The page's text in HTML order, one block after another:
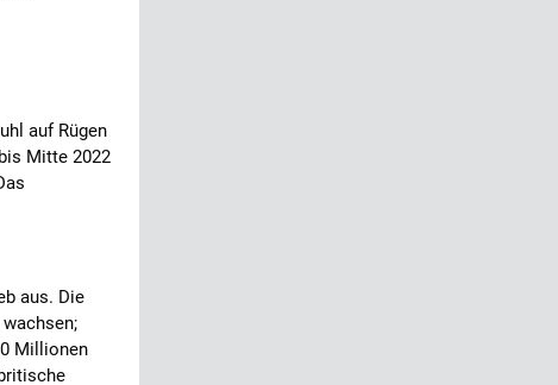
auf Rügen
Mitte 2022
aus. Die
Millionen